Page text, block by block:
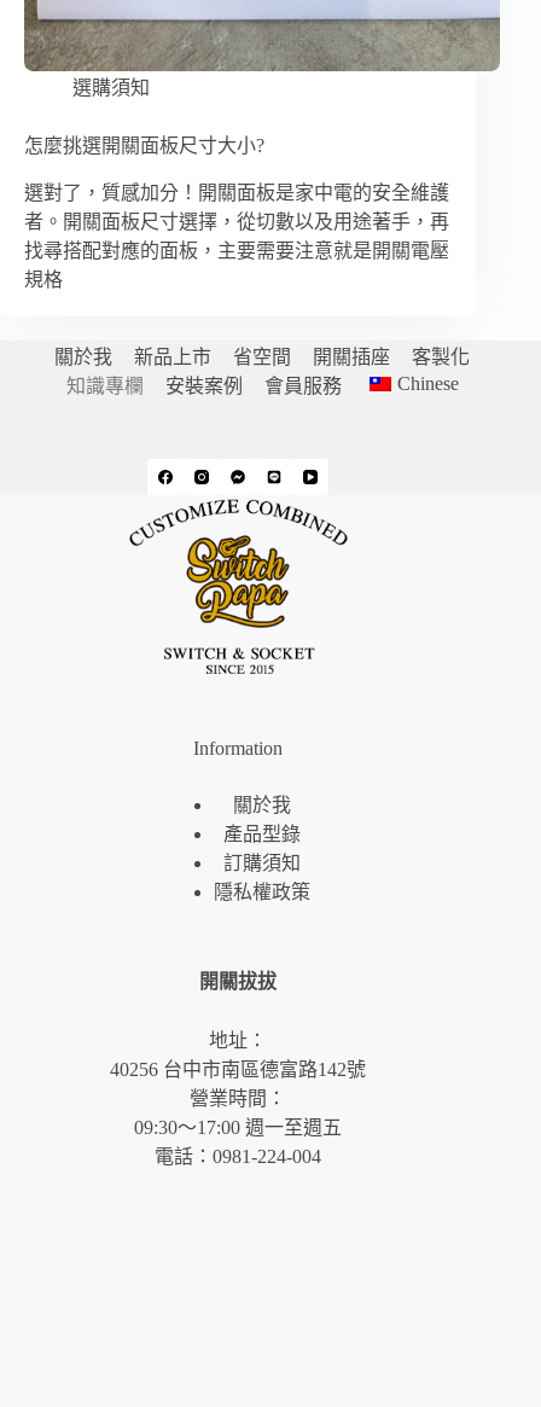
選購須知
怎麼挑選開關面板尺寸大小?
選對了，質感加分！開關面板是家中電的安全維護
者。開關面板尺寸選擇，從切數以及用途著手，再
找尋搭配對應的面板，主要需要注意就是開關電壓
規格
關於我 新品上市 省空間 開關插座
客製化
知識專欄
安裝案例 會員服務 Chinese
Information
關於我
產品型錄
訂購須知
隱私權政策
開關拔拔
地址：
40256 台中市南區德富路142號
營業時間：
09:30～17:00 週一至週五
電話：0981-224-004